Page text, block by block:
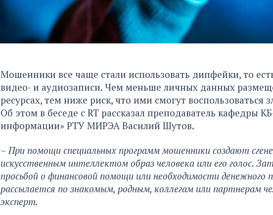
Мошенники все чаще стали использовать дипфейки, то
видео- и аудиозаписи. Чем меньше личных данных
ресурсах, тем ниже риск, что ими смогут воспользоваться
Об этом в беседе с RT рассказалпреподаватель кафедры
информации» РТУ МИРЭА Василий Шутов.
– При помощи специальных программ мошенники создают
искусственным интеллектом образ человека или его голос.
просьбой о финансовой помощи или необходимости денежного
рассылается по знакомым, родным, коллегам или партнерам
эксперт.